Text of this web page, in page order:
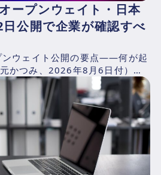
ープンウェイト・日本
公開で企業が確認すべ
ウェイト公開の要点——何が起
かつみ、2026年8月6日付）の
のQwen...